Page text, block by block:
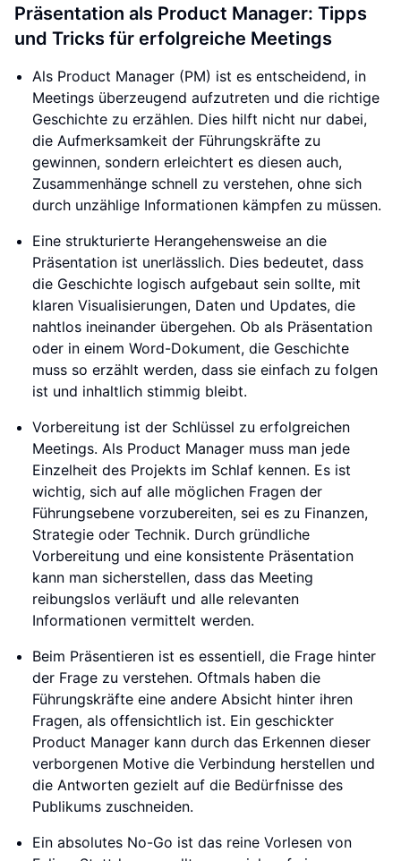
Präsentation als Product Manager: Tipps
und Tricks für erfolgreiche Meetings
Als Product Manager (PM) ist es entscheidend, in
Meetings überzeugend aufzutreten und die richtige
Geschichte zu erzählen. Dies hilft nicht nur dabei,
die Aufmerksamkeit der Führungskräfte zu
gewinnen, sondern erleichtert es diesen auch,
Zusammenhänge schnell zu verstehen, ohne sich
durch unzählige Informationen kämpfen zu müssen.
Eine strukturierte Herangehensweise an die
Präsentation ist unerlässlich. Dies bedeutet, dass
die Geschichte logisch aufgebaut sein sollte, mit
klaren Visualisierungen, Daten und Updates, die
nahtlos ineinander übergehen. Ob als Präsentation
oder in einem Word-Dokument, die Geschichte
muss so erzählt werden, dass sie einfach zu folgen
ist und inhaltlich stimmig bleibt.
Vorbereitung ist der Schlüssel zu erfolgreichen
Meetings. Als Product Manager muss man jede
Einzelheit des Projekts im Schlaf kennen. Es ist
wichtig, sich auf alle möglichen Fragen der
Führungsebene vorzubereiten, sei es zu Finanzen,
Strategie oder Technik. Durch gründliche
Vorbereitung und eine konsistente Präsentation
kann man sicherstellen, dass das Meeting
reibungslos verläuft und alle relevanten
Informationen vermittelt werden.
Beim Präsentieren ist es essentiell, die Frage hinter
der Frage zu verstehen. Oftmals haben die
Führungskräfte eine andere Absicht hinter ihren
Fragen, als offensichtlich ist. Ein geschickter
Product Manager kann durch das Erkennen dieser
verborgenen Motive die Verbindung herstellen und
die Antworten gezielt auf die Bedürfnisse des
Publikums zuschneiden.
Ein absolutes No-Go ist das reine Vorlesen von